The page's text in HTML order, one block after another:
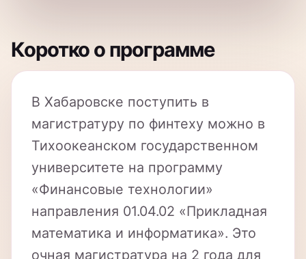
магистратуру по финтеху можно в
университете на программу
«Финансовые технологии»
направления 01.04.02 «Прикладная
математика и информатика». Это
очная магистратура на 2 года для
работы на стыке IT, финансов,
анализа данных, искусственного
интеллекта, банковских сервисов и